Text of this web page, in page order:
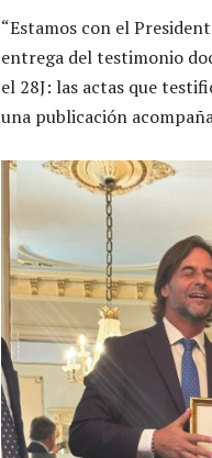
“Estamos con el
entrega del testimonio
el 28J: las actas que
una publicación